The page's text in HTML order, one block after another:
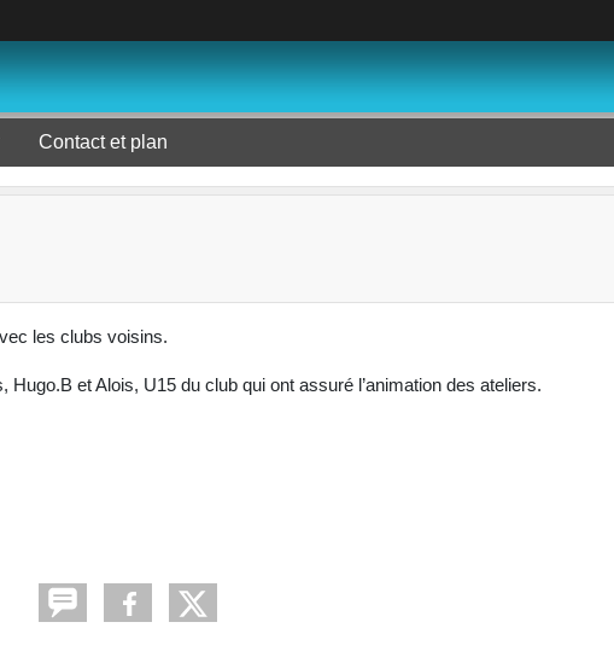
Contact et plan
les clubs voisins.
et Alois, U15 du club qui ont assuré l’animation des ateliers.